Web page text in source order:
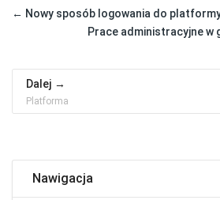
← Nowy sposób logowania do
Prace administracyjne w
Dalej
Platforma
Nawigacja